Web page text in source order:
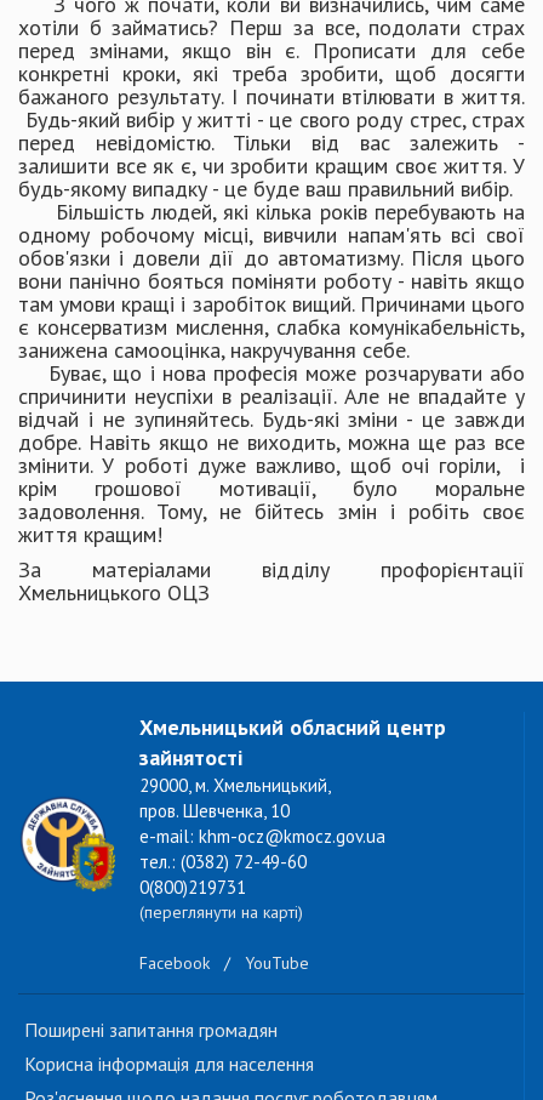
хотіли б займатись? Перш за все, подолати страх
перед змінами, якщо він є. Прописати для себе
конкретні кроки, які треба зробити, щоб досягти
бажаного результату. І починати втілювати в життя.
Будь-який вибір у житті - це свого роду стрес, страх
перед невідомістю. Тільки від вас залежить -
залишити все як є, чи зробити кращим своє життя. У
будь-якому випадку - це буде ваш правильний вибір.
Більшість людей, які кілька років перебувають на
одному робочому місці, вивчили напам'ять всі свої
обов'язки і довели дії до автоматизму. Після цього
вони панічно бояться поміняти роботу - навіть якщо
там умови кращі і заробіток вищий. Причинами цього
є консерватизм мислення, слабка комунікабельність,
занижена самооцінка, накручування себе.
Буває, що і нова професія може розчарувати або
спричинити неуспіхи в реалізації. Але не впадайте у
відчай і не зупиняйтесь. Будь-які зміни - це завжди
добре. Навіть якщо не виходить, можна ще раз все
змінити. У роботі дуже важливо, щоб очі горіли, і
крім грошової мотивації, було моральне
задоволення. Тому, не бійтесь змін і робіть своє
життя кращим!
За матеріалами відділу профорієнтації
Хмельницького ОЦЗ
Хмельницький обласний центр
зайнятості
29000, м. Хмельницький,
пров. Шевченка, 10
e-mail: khm-ocz@kmocz.gov.ua
тел.: (0382) 72-49-60
0(800)219731
(переглянути на карті)
Facebook / YouTube
Поширені запитання громадян
Корисна інформація для населення